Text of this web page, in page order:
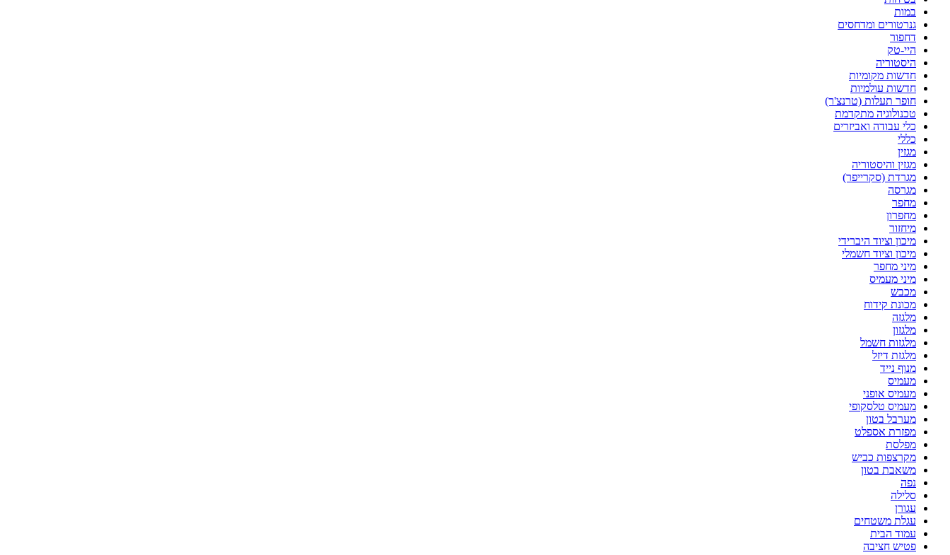
במות
גנרטורים ומדחסים
דחפור
היי-טק
היסטוריה
חדשות מקומיות
חדשות עולמיות
חופר תעלות (טרנצ'ר)
טכנולוגיה מתקדמת
כלי עבודה ואביזרים
כללי
מגזין
מגזין והיסטוריה
מגרדת (סקרייפר)
מגרסה
מחפר
מחפרון
מיחזור
מיכון וציוד היברידי
מיכון וציוד חשמלי
מיני מחפר
מיני מעמיס
מכבש
מכונת קידוח
מלגזה
מלגזון
מלגזות חשמל
מלגזת דיזל
מנוף נייד
מעמיס
מעמיס אופני
מעמיס טלסקופי
מערבל בטון
מפזרת אספלט
מפלסת
מקרצפות כביש
משאבת בטון
נפה
סלילה
עגורן
עגלת משטחים
עמוד הבית
פטיש חציבה